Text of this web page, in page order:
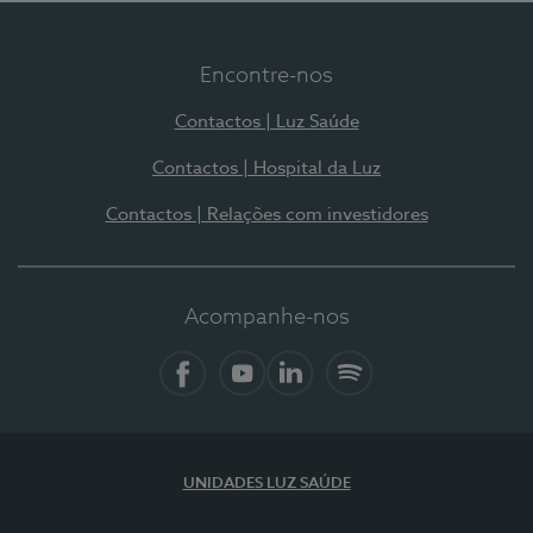
Encontre-nos
Contactos | Luz Saúde
Contactos | Hospital da Luz
Contactos | Relações com investidores
Acompanhe-nos
UNIDADES LUZ SAÚDE